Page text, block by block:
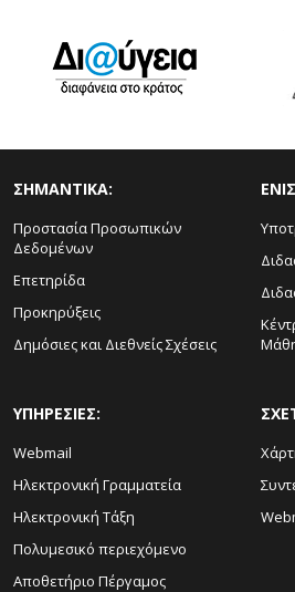
ΣΗΜΑΝΤΙΚΑ:
Προστασία Προσωπικών
Δεδομένων
Επετηρίδα
Προκηρύξεις
Δημόσιες και Διεθνείς Σχέσεις
ΥΠΗΡΕΣΙΕΣ:
Webmail
Ηλεκτρονική Γραμματεία
Ηλεκτρονική Τάξη
Πολυμεσικό περιεχόμενο
Αποθετήριο Πέργαμος